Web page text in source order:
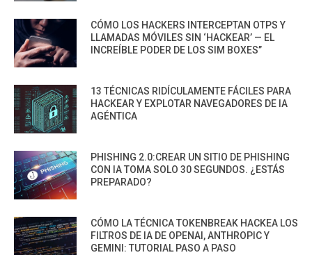
CÓMO LOS HACKERS INTERCEPTAN OTPS Y
LLAMADAS MÓVILES SIN ‘HACKEAR’ — EL
INCREÍBLE PODER DE LOS SIM BOXES”
13 TÉCNICAS RIDÍCULAMENTE FÁCILES PARA
HACKEAR Y EXPLOTAR NAVEGADORES DE IA
AGÉNTICA
PHISHING 2.0:CREAR UN SITIO DE PHISHING
CON IA TOMA SOLO 30 SEGUNDOS. ¿ESTÁS
PREPARADO?
CÓMO LA TÉCNICA TOKENBREAK HACKEA LOS
FILTROS DE IA DE OPENAI, ANTHROPIC Y
GEMINI: TUTORIAL PASO A PASO